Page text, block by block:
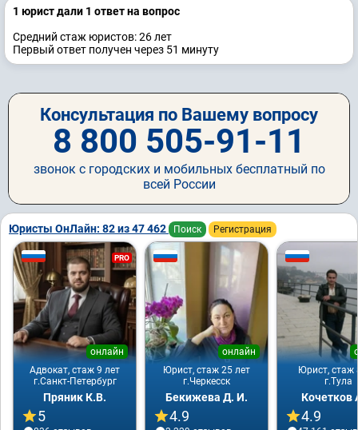
1 юрист дали 1 ответ на вопрос
Средний стаж юристов: 26 лет
Первый ответ получен через 51 минуту
Консультация по Вашему вопросу
8 800 505-91-11
звонок с городских и мобильных бесплатный по
всей России
Юристы ОнЛайн: 82 из 47 462 Поиск Регистрация
PRO
Адвокат, стаж 9 лет
онлайн
г.Санкт-Петербург
Пряник К.В.
5
Юрист, стаж 25 лет
онлайн
г.Черкесск
Бекижева Д. И.
4.9
Юрист, стаж
г.Тула
Кочетков
4.9